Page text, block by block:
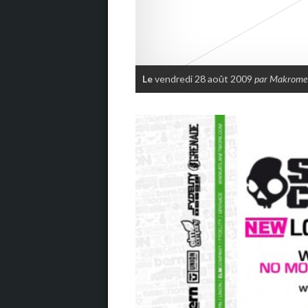
Levendredi 28 août 2009 par Makrome